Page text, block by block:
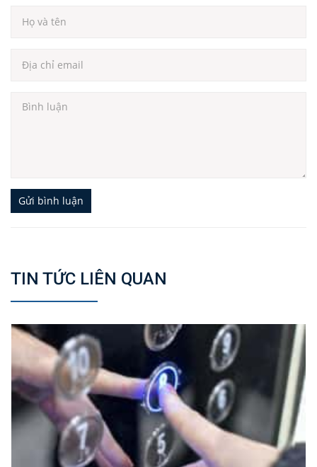
Gửi bình luận
TIN TỨC LIÊN QUAN